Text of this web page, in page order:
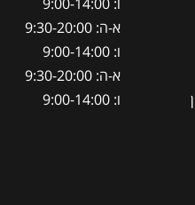
א-ה: 9:30-20:00
ו: 9:00-14:00
א-ה: 9:30-20:00
ו: 9:00-14:00